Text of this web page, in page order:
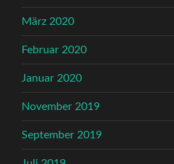
März 2020
Februar 2020
Januar 2020
November 2019
September 2019